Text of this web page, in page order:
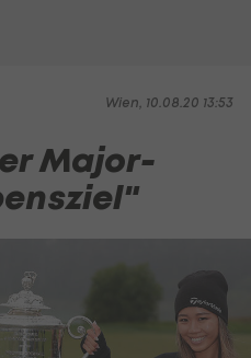
Wien, 10.08.20 13:53
Major-